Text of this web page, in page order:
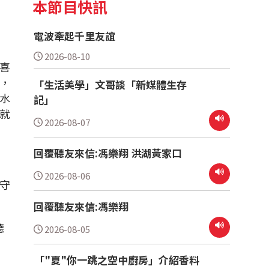
本節目快訊
電波牽起千里友誼
2026-08-10
「生活美學」文哥談「新媒體生存
記」
2026-08-07
回覆聽友來信:馮樂翔 洪湖黃家口
2026-08-06
回覆聽友來信:馮樂翔
2026-08-05
「"夏"你一跳之空中廚房」介紹香料